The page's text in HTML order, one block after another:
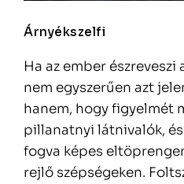
Árnyékszelfi
Ha az ember észreveszi
nem egyszerűen azt
hanem, hogy figyelmét
pillanatnyi látnivalók,
fogva képes
rejlő szépségeken.